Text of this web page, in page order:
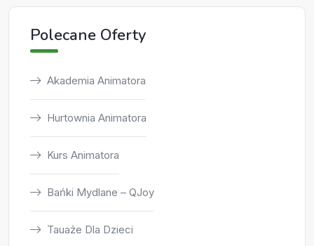
Polecane Oferty
Akademia Animatora
Hurtownia Animatora
Kurs Animatora
Bańki Mydlane – QJoy
Tauaże Dla Dzieci